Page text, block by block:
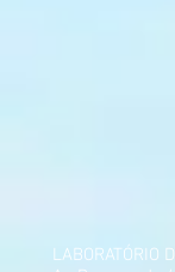
LABORATÓRIO